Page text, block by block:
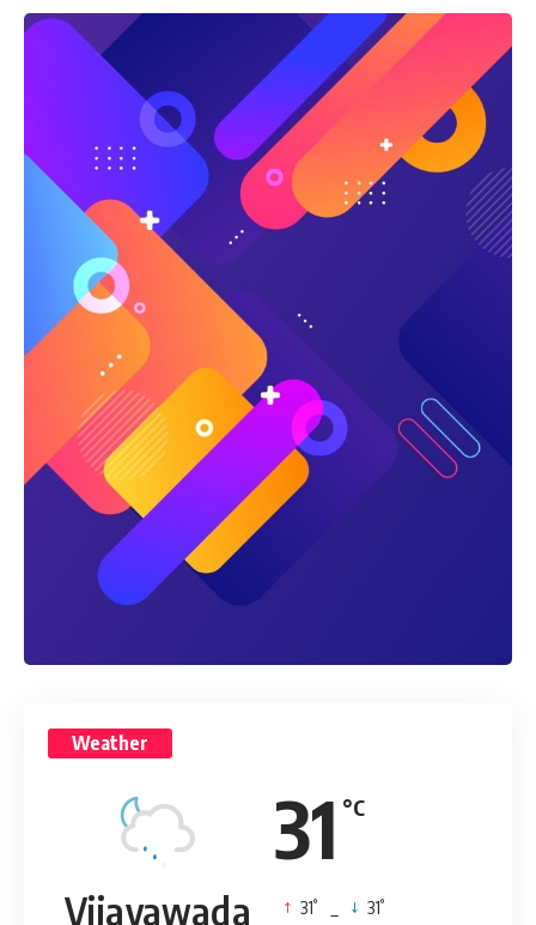
Weather
31 °C
Vijayawada 31° 31°